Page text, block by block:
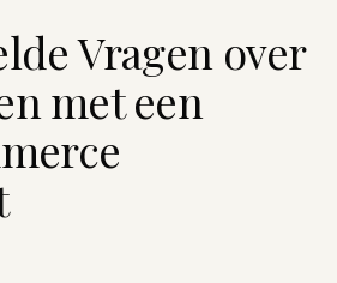
Vragen over
met een